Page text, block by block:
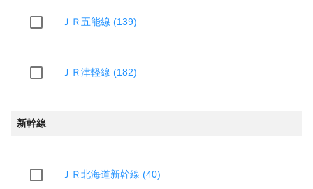
ＪＲ五能線 (139)
ＪＲ津軽線 (182)
新幹線
ＪＲ北海道新幹線 (40)